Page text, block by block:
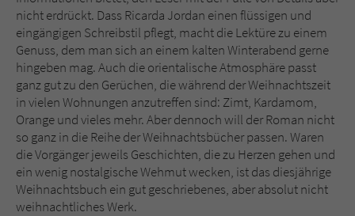
nicht erdrückt. Dass Ricarda Jordan einen flüssigen und
eingängigen Schreibstil pflegt, macht die Lektüre zu einem
Genuss, dem man sich an einem kalten Winterabend gerne
hingeben mag. Auch die orientalische Atmosphäre passt
ganz gut zu den Gerüchen, die während der Weihnachtszeit
in vielen Wohnungen anzutreffen sind: Zimt, Kardamom,
Orange und vieles mehr. Aber dennoch will der Roman nicht
so ganz in die Reihe der Weihnachtsbücher passen. Waren
die Vorgänger jeweils Geschichten, die zu Herzen gehen und
ein wenig nostalgische Wehmut wecken, ist das diesjährige
Weihnachtsbuch ein gut geschriebenes, aber absolut nicht
weihnachtliches Werk.